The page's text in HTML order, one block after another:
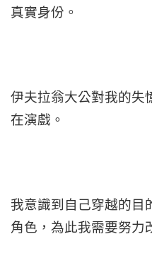
真實身份。
伊夫拉翁大公對我的失
在演戲。
我意識到自己穿越的目
角色，為此我需要努力